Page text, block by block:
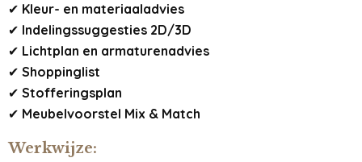
✔ Kleur- en materiaaladvies
✔ Indelingssuggesties 2D/3D
✔ Lichtplan en armaturenadvies
✔ Shoppinglist
✔ Stofferingsplan
✔ Meubelvoorstel Mix & Match
Werkwijze: